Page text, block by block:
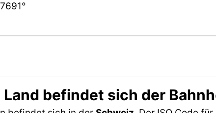
befindet sich der